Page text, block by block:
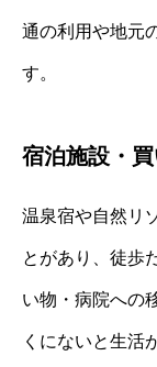
通の利用や地元
す。
宿泊施設・
温泉宿や自然リ
とがあり、徒歩
い物・病院への
くにないと生活